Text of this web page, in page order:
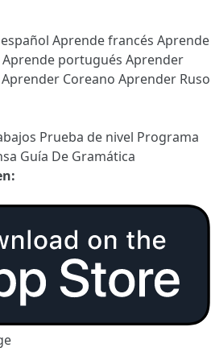
Aprende francés Aprende
Aprende portugués Aprender
Aprender Coreano Aprender Ruso
Prueba de nivel Programa
Guía De Gramática